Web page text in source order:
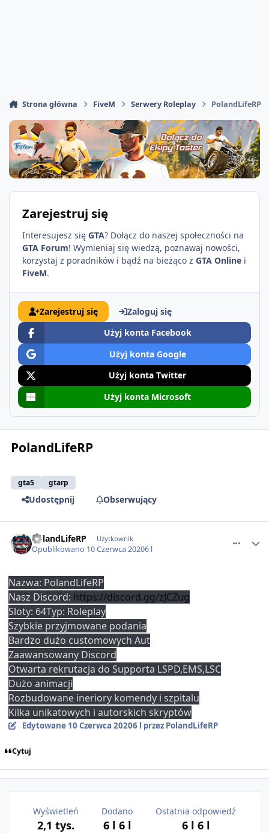
Strona główna FiveM Serwery Roleplay PolandLifeRP
Zarejestruj się
Interesujesz się GTA? Dołącz do naszej społeczności na
GTA Forum! Wymieniaj się wiedzą, poznawaj nowości,
korzystaj z poradników i bądź na bieżąco z GTA Online i
FiveM.
Zarejestruj się
Zaloguj się
Użyj konta Facebook
Użyj konta Google
Użyj konta Twitter
Użyj konta Microsoft
PolandLifeRP
gta5 gtarp
Udostępnij Obserwujący
PolandLifeRP Użytkownik
Opublikowano 10 Czerwca 20206 l
Nazwa: PolandLifeRP
Nasz Discord: https://discord.gg/zJCZug
Sloty: 64Typ: Roleplay
Szybkie przyjmowane podania
Bardzo dużo customowych Aut
Zaawansowany Discord
Otwarta rekrutacja do Supporta LSPD,EMS,LSC
Dużo animacji
Rozbudowane ineriory komendy i szpitalu
Kilka unikatowych i autorskich skryptów
Edytowane 10 Czerwca 20206 l przez PolandLifeRP
Cytuj
Wyświetleń
2,1 tys.
Dodano
6 l 6 l
Ostatnia odpowiedź
6 l 6 l